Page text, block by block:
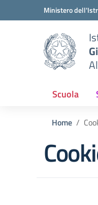
Vai ai contenuti
Vai al menu di navigazione
Ministero
Scuola
Home